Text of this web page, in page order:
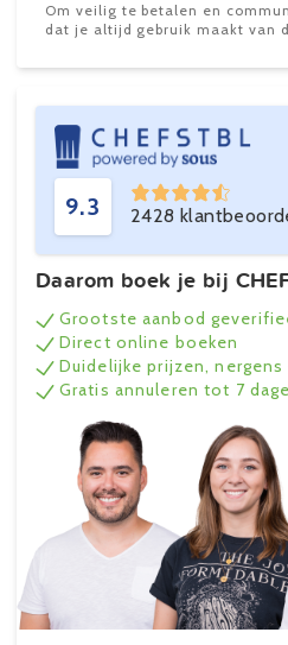
Om veilig te betalen en
dat je altijd gebruik maakt van
9.3 2428
Daarom boek je bij
Grootste aanbod
Direct online boeken
Duidelijke prijzen,
Gratis annuleren tot 7